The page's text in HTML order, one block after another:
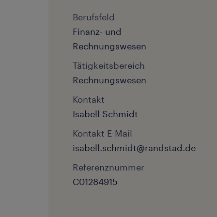
Berufsfeld
Finanz- und
Rechnungswesen
Tätigkeitsbereich
Rechnungswesen
Kontakt
Isabell Schmidt
Kontakt E-Mail
isabell.schmidt@randstad.de
Referenznummer
C01284915